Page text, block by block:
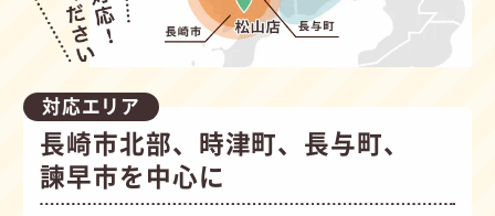
対応エリア
長崎市北部、時津町、長与町、
諫早市を中心に